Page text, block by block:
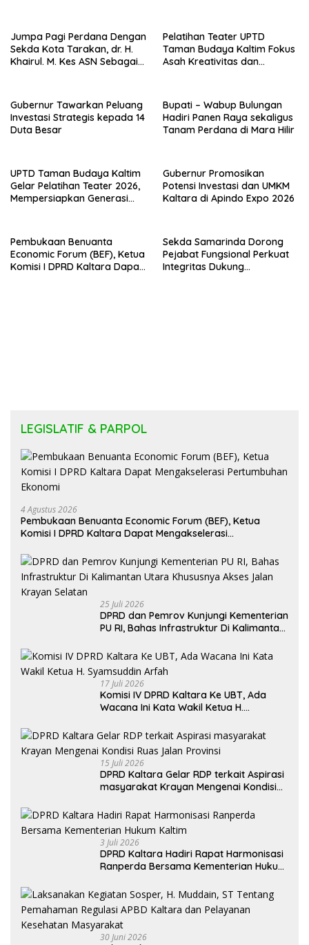
Jumpa Pagi Perdana Dengan
Sekda Kota Tarakan, dr. H.
Khairul. M. Kes ASN Sebagai
Pelatihan Teater UPTD
Taman Budaya Kaltim Fokus
Asah Kreativitas dan
Gubernur Tawarkan Peluang
Investasi Strategis kepada 14
Duta Besar
Bupati – Wabup Bulungan
Hadiri Panen Raya sekaligus
Tanam Perdana di Mara Hilir
UPTD Taman Budaya Kaltim
Gelar Pelatihan Teater 2026,
Mempersiapkan Generasi
Gubernur Promosikan
Potensi Investasi dan UMKM
Kaltara di Apindo Expo 2026
Pembukaan Benuanta
Economic Forum (BEF), Ketua
Komisi I DPRD Kaltara Dapat
Sekda Samarinda Dorong
Pejabat Fungsional Perkuat
Integritas Dukung
LEGISLATIF & PARPOL
4 Agustus 2026
Pembukaan Benuanta Economic Forum (BEF), Ketua
Komisi I DPRD Kaltara Dapat Mengakselerasi
25 Juli 2026
DPRD dan Pemrov Kunjungi Kementerian
PU RI, Bahas Infrastruktur Di Kalimantan
Selatan
17 Juli 2026
Komisi IV DPRD Kaltara Ke UBT, Ada
Wacana Ini Kata Wakil Ketua H.
15 Juli 2026
DPRD Kaltara Gelar RDP terkait Aspirasi
masyarakat Krayan Mengenai Kondisi
3 Juli 2026
DPRD Kaltara Hadiri Rapat Harmonisasi
Ranperda Bersama Kementerian Hukum
30 Juni 2026